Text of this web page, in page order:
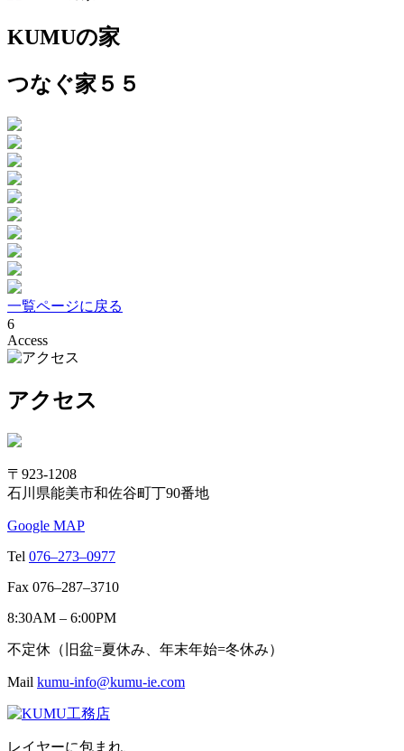
KUMUの家
つなぐ家５５
一覧ページに戻る
6
Access
アクセス
〒923-1208
石川県能美市和佐谷町丁90番地
Google MAP
Tel 076–273–0977
Fax 076–287–3710
8:30AM – 6:00PM
不定休（旧盆=夏休み、年末年始=冬休み）
Mail kumu-info@kumu-ie.com
レイヤーに包まれ、